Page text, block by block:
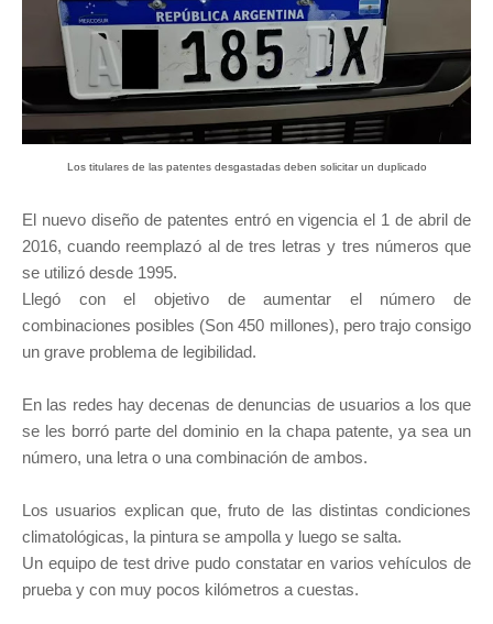
Los titulares de las patentes desgastadas deben solicitar un duplicado
El nuevo diseño de patentes entró en vigencia el 1 de abril de
2016, cuando reemplazó al de tres letras y tres números que
se utilizó desde 1995.
Llegó con el objetivo de aumentar el número de
combinaciones posibles (Son 450 millones), pero trajo consigo
un grave problema de legibilidad.
En las redes hay decenas de denuncias de usuarios a los que
se les borró parte del dominio en la chapa patente, ya sea un
número, una letra o una combinación de ambos.
Los usuarios explican que, fruto de las distintas condiciones
climatológicas, la pintura se ampolla y luego se salta.
Un equipo de test drive pudo constatar en varios vehículos de
prueba y con muy pocos kilómetros a cuestas.